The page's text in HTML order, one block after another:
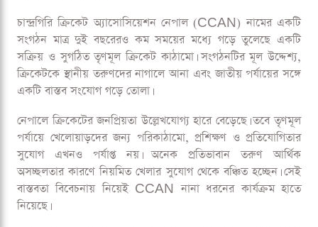
চান্দ্রগিরি ক্রিকেট অ্যাসোসিয়েশন নেপাল (CCAN) নামের একটি
সংগঠন মাত্র দুই বছরেরও কম সময়ের মধ্যে গড়ে তুলেছে একটি
সক্রিয় ও সুগঠিত তৃণমূল ক্রিকেট কাঠামো। সংগঠনটির মূল উদ্দেশ্য,
ক্রিকেটকে স্থানীয় তরুণদের নাগালে আনা এবং জাতীয় পর্যায়ের সঙ্গে
একটি বাস্তব সংযোগ গড়ে তোলা।
নেপালে ক্রিকেটের জনপ্রিয়তা উল্লেখযোগ্য হারে বেড়েছে। তবে তৃণমূল
পর্যায়ে খেলোয়াড়দের জন্য পরিকাঠামো, প্রশিক্ষণ ও প্রতিযোগিতার
সুযোগ এখনও পর্যাপ্ত নয়। অনেক প্রতিভাবান তরুণ আর্থিক
অসচ্ছলতার কারণে নিয়মিত খেলার সুযোগ থেকে বঞ্চিত হচ্ছেন। সেই
বাস্তবতা বিবেচনায় নিয়েই CCAN নানা ধরনের কার্যক্রম হাতে
নিয়েছে।